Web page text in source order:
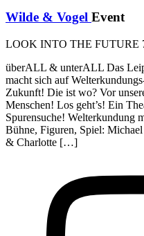
Wilde & Vogel Event
LOOK INTO THE FUTURE
überALL & unterALL Das
macht sich auf
Zukunft! Die ist wo? Vor
Menschen! Los geht’s! Ein
Spurensuche! Welterkundung
Bühne, Figuren, Spiel:
& Charlotte […]